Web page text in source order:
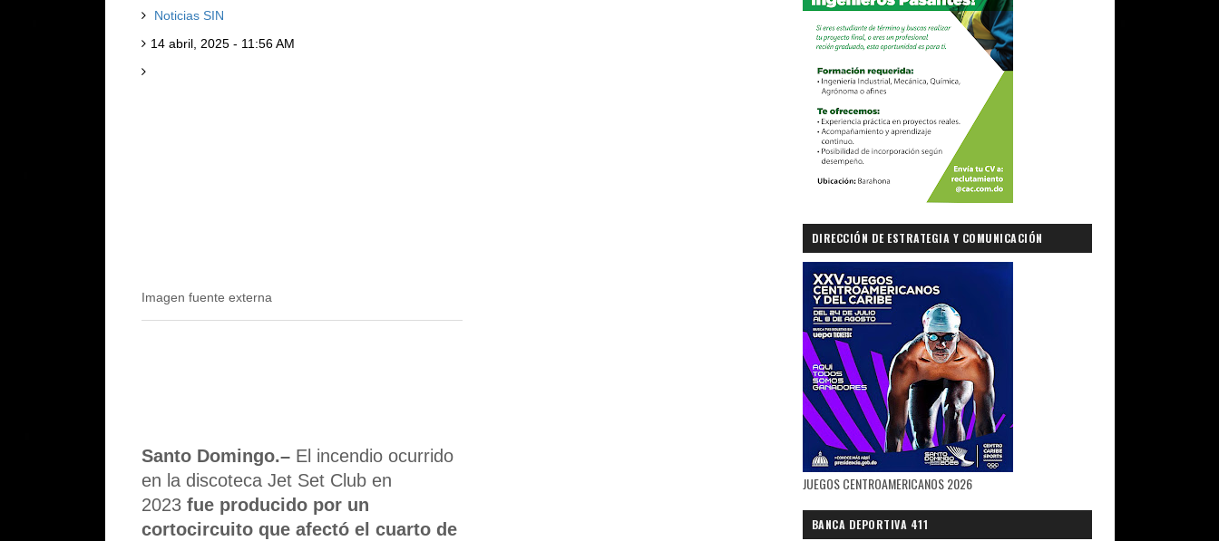
Noticias SIN
14 abril, 2025 - 11:56 AM
Imagen fuente externa
Santo Domingo.– El incendio ocurrido
en la discoteca Jet Set Club en
2023 fue producido por un
cortocircuito que afectó el cuarto de
DIRECCIÓN DE ESTRATEGIA Y COMUNICACIÓN
GUBERNAMENTAL
JUEGOS CENTROAMERICANOS 2026
BANCA DEPORTIVA 411